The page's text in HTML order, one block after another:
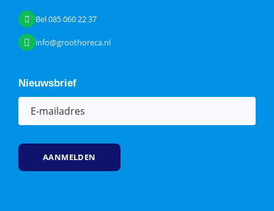
Bel 085 060 22 37
info@groothoreca.nl
Nieuwsbrief
E-
mailadres(Vereist)